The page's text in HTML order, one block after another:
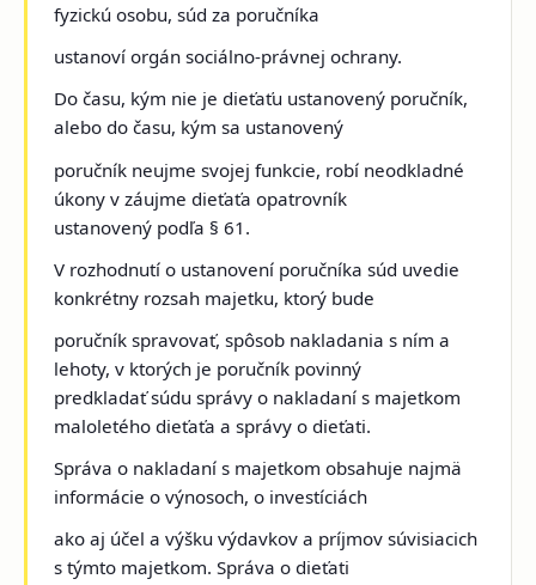
fyzickú osobu, súd za poručníka
ustanoví orgán sociálno-právnej ochrany.
Do času, kým nie je dieťaťu ustanovený poručník,
alebo do času, kým sa ustanovený
poručník neujme svojej funkcie, robí neodkladné
úkony v záujme dieťaťa opatrovník
ustanovený podľa § 61.
V rozhodnutí o ustanovení poručníka súd uvedie
konkrétny rozsah majetku, ktorý bude
poručník spravovať, spôsob nakladania s ním a
lehoty, v ktorých je poručník povinný
predkladať súdu správy o nakladaní s majetkom
maloletého dieťaťa a správy o dieťati.
Správa o nakladaní s majetkom obsahuje najmä
informácie o výnosoch, o investíciách
ako aj účel a výšku výdavkov a príjmov súvisiacich
s týmto majetkom. Správa o dieťati